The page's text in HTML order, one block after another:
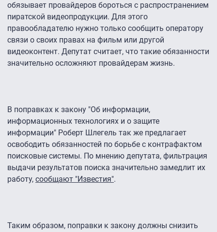
обязывает провайдеров бороться с распространением
пиратской видеопродукции. Для этого
правообладателю нужно только сообщить оператору
связи о своих правах на фильм или другой
видеоконтент. Депутат считает, что такие обязанности
значительно осложняют провайдерам жизнь.
В поправках к закону "Об информации,
информационных технологиях и о защите
информации" Роберт Шлегель так же предлагает
освободить обязанностей по борьбе с контрафактом
поисковые системы. По мнению депутата, фильтрация
выдачи результатов поиска значительно замедлит их
работу, сообщают "Известия".
Таким образом, поправки к закону должны снизить